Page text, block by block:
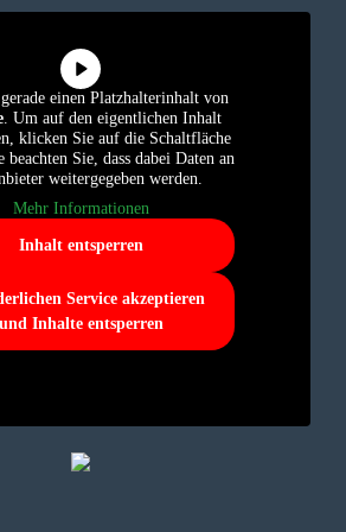
gerade einen Platzhalterinhalt von
. Um auf den eigentlichen Inhalt
klicken Sie auf die Schaltfläche
beachten Sie, dass dabei Daten an
weitergegeben werden.
Mehr Informationen
Inhalt entsperren
Service akzeptieren
und Inhalte entsperren